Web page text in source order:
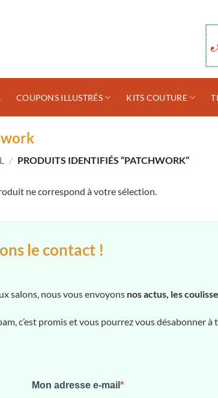
COUPONS ILLUSTRÉS KITS COUTURE
/ PRODUITS IDENTIFIÉS “PATCHWORK”
ne correspond à votre sélection.
le contact !
salons, nous vous envoyons nos actus, les
c’est promis et vous pourrez vous désabonner